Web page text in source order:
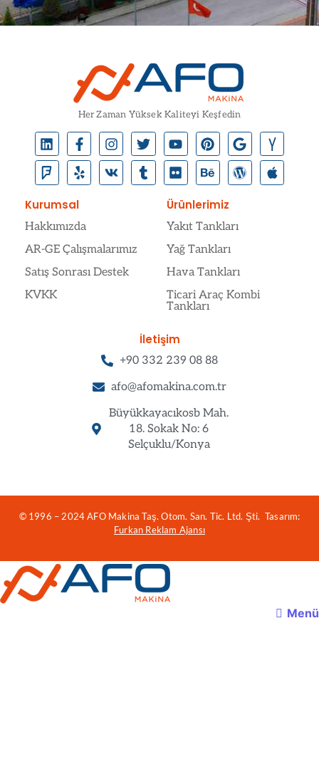
Her Zaman Yüksek Kaliteyi Keşfedin
Kurumsal
Hakkımızda
AR-GE Çalışmalarımız
Satış Sonrası Destek
KVKK
Ürünlerimiz
Yakıt Tankları
Yağ Tankları
Hava Tankları
Ticari Araç Kombi
Tankları
İletişim
+90 332 239 08 88
afo@afomakina.com.tr
Büyükkayacıkosb Mah.
18. Sokak No: 6
Selçuklu/Konya
© 1996 – 2024 AFO Makina Taş. Otom. San. Tic. Ltd. Şti. Tasarım:
Furkan Reklam Ajansı
Menü